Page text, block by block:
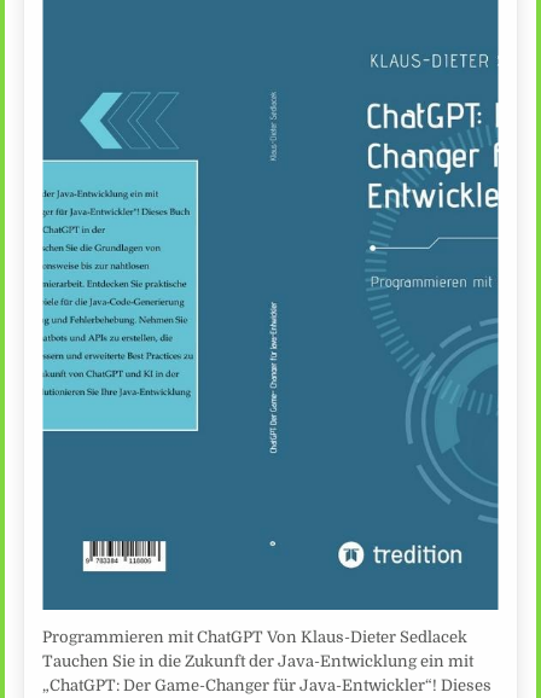
Programmieren mit ChatGPT Von Klaus-Dieter Sedlacek
Tauchen Sie in die Zukunft der Java-Entwicklung ein mit
„ChatGPT: Der Game-Changer für Java-Entwickler“! Dieses